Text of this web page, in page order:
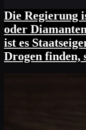
Die Regierung
oder
ist es
Drogen finden,